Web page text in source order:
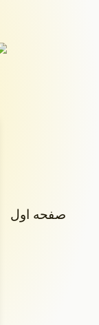
صفحه اول